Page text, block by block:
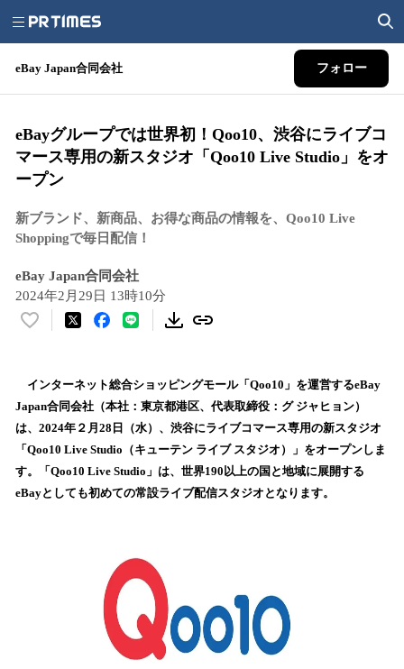
eBay Japan合同会社 フォロー
eBayグループでは世界初！Qoo10、渋谷にライブコ
マース専用の新スタジオ「Qoo10 Live Studio」をオ
ープン
新ブランド、新商品、お得な商品の情報を、Qoo10 Live
Shoppingで毎日配信！
eBay Japan合同会社
2024年2月29日 13時10分
い
！
数
を
読
込
み
インターネット総合ショッピングモール「Qoo10」を運営するeBay
Japan合同会社（本社：東京都港区、代表取締役：グ ジャヒョン）
は、2024年２月28日（水）、渋谷にライブコマース専用の新スタジオ
「Qoo10 Live Studio（キューテン ライブ スタジオ）」をオープンしま
す。「Qoo10 Live Studio」は、世界190以上の国と地域に展開する
eBayとしても初めての常設ライブ配信スタジオとなります。